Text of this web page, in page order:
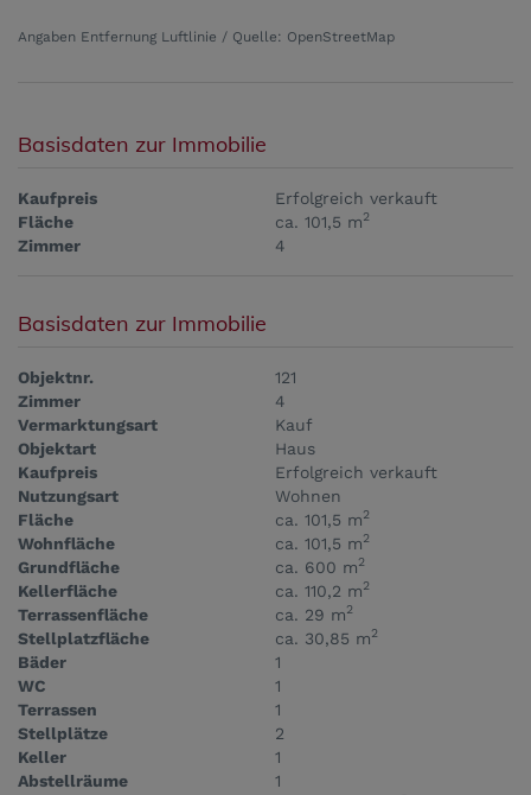
Angaben Entfernung Luftlinie / Quelle: OpenStreetMap
Basisdaten zur Immobilie
Kaufpreis
Erfolgreich verkauft
Fläche
ca. 101,5 m2
Zimmer 4
Basisdaten zur Immobilie
Objektnr.
121
Zimmer
4
Vermarktungsart
Kauf
Objektart
Haus
Kaufpreis
Erfolgreich verkauft
Nutzungsart
Wohnen
Fläche
ca. 101,5 m2
Wohnfläche ca. 101,5 m2
Grundfläche ca. 600 m2
Kellerfläche ca. 110,2 m2
Terrassenfläche ca. 29 m2
Stellplatzfläche ca. 30,85 m2
Bäder
1
WC
1
Terrassen
1
Stellplätze
2
Keller
1
Abstellräume
1